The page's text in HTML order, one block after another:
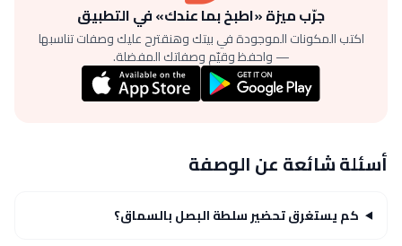
جرّب ميزة «اطبخ بما عندك» في التطبيق
اكتب المكونات الموجودة في بيتك وهنقترح عليك وصفات تناسبها
— واحفظ وقيّم وصفاتك المفضلة.
أسئلة شائعة عن الوصفة
كم يستغرق تحضير سلطة البصل بالسماق؟